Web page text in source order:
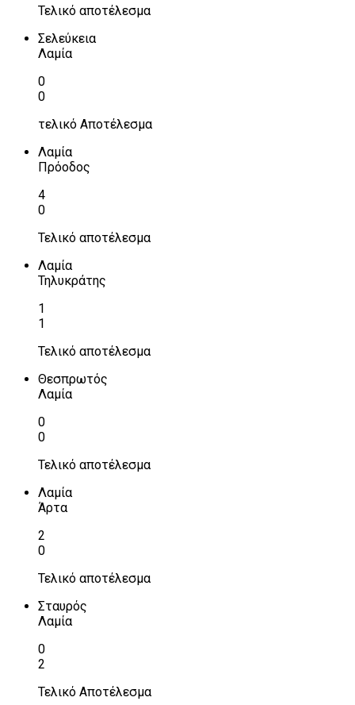
Τελικό αποτέλεσμα
Σελεύκεια
Λαμία
0
0
τελικό Αποτέλεσμα
Λαμία
Πρόοδος
4
0
Τελικό αποτέλεσμα
Λαμία
Τηλυκράτης
1
1
Τελικό αποτέλεσμα
Θεσπρωτός
Λαμία
0
0
Τελικό αποτέλεσμα
Λαμία
Άρτα
2
0
Τελικό αποτέλεσμα
Σταυρός
Λαμία
0
2
Τελικό Αποτέλεσμα